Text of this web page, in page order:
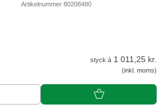
Artikelnummer 80208480
styck á 1 011,25 kr.
(inkl. moms)